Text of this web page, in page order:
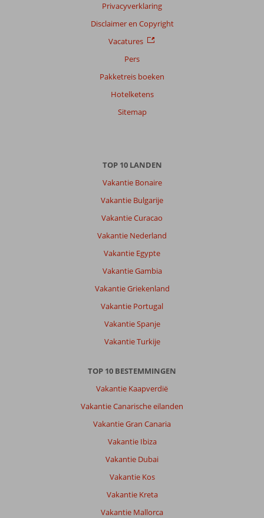
Privacyverklaring
Disclaimer en Copyright
Vacatures
Pers
Pakketreis boeken
Hotelketens
Sitemap
TOP 10 LANDEN
Vakantie Bonaire
Vakantie Bulgarije
Vakantie Curacao
Vakantie Nederland
Vakantie Egypte
Vakantie Gambia
Vakantie Griekenland
Vakantie Portugal
Vakantie Spanje
Vakantie Turkije
TOP 10 BESTEMMINGEN
Vakantie Kaapverdië
Vakantie Canarische eilanden
Vakantie Gran Canaria
Vakantie Ibiza
Vakantie Dubai
Vakantie Kos
Vakantie Kreta
Vakantie Mallorca